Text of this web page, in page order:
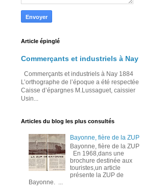
Article épinglé
Commerçants et industriels à Nay
Commerçants et industriels à Nay 1884
L’orthographe de l’époque a été respectée
Caisse d’épargnes M.Lussaguet, caissier
Usin...
Articles du blog les plus consultés
Bayonne, fière de la ZUP
Bayonne, fière de la ZUP
En 1968,dans une
brochure destinée aux
touristes,un article
présente la ZUP de
Bayonne. ...